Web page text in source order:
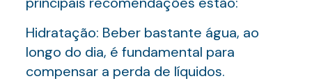
Hidratação: Beber bastante água, ao
longo do dia, é fundamental para
compensar a perda de líquidos.